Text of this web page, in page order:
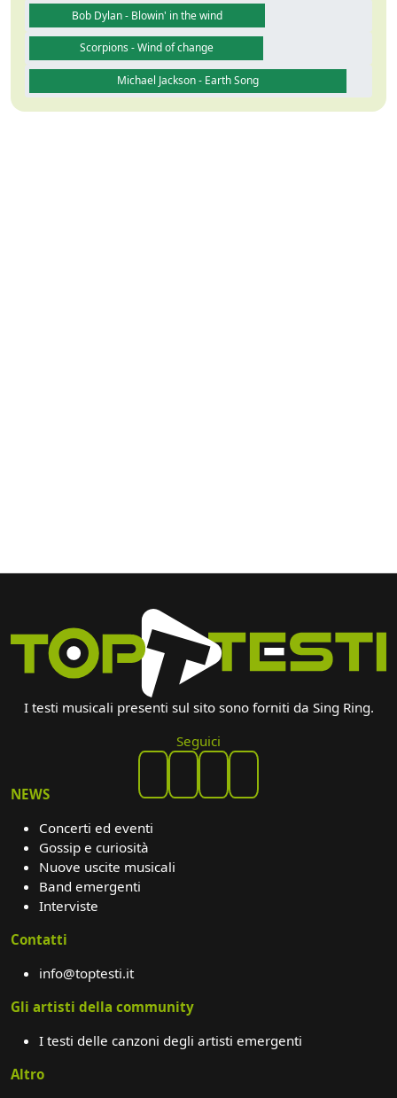
Bob Dylan - Blowin' in the wind
Scorpions - Wind of change
Michael Jackson - Earth Song
I testi musicali presenti sul sito sono forniti da Sing Ring.
Seguici
NEWS
Concerti ed eventi
Gossip e curiosità
Nuove uscite musicali
Band emergenti
Interviste
Contatti
info@toptesti.it
Gli artisti della community
I testi delle canzoni degli artisti emergenti
Altro